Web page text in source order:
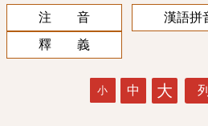
注 音
漢語拼
釋 義
小 中 大